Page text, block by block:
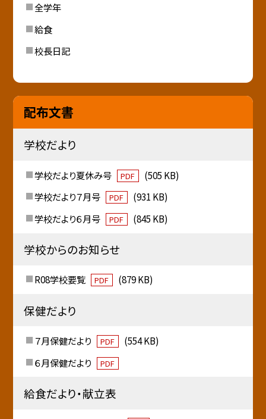
全学年
給食
校長日記
配布文書
学校だより
学校だより夏休み号 PDF
(505 KB)
学校だより７月号
PDF
(931 KB)
学校だより６月号
PDF (845 KB)
学校からのお知らせ
R08学校要覧 PDF (879 KB)
保健だより
７月保健だより PDF
(554 KB)
６月保健だより
PDF
給食だより・献立表